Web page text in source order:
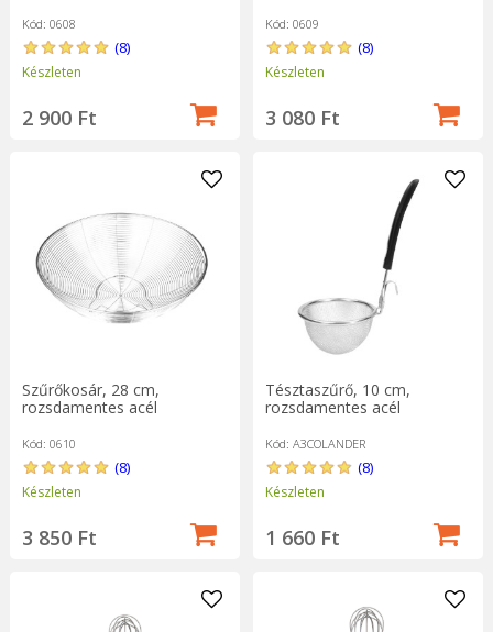
Kód: 0608
(8)
Készleten
2 900 Ft
Kód: 0609
(8)
Készleten
3 080 Ft
Szűrőkosár, 28 cm,
rozsdamentes acél
Kód: 0610
(8)
Készleten
3 850 Ft
Tésztaszűrő, 10 cm,
rozsdamentes acél
Kód: A3COLANDER
(8)
Készleten
1 660 Ft